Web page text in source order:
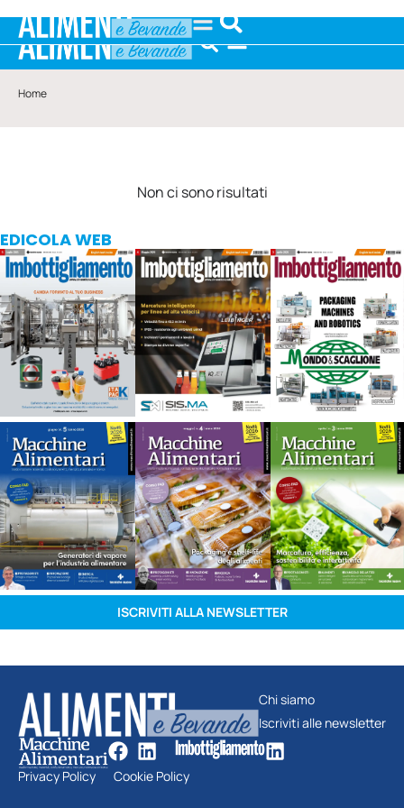
Home
Non ci sono risultati
EDICOLA WEB
ISCRIVITI ALLA NEWSLETTER
Chi siamo
Iscriviti alle newsletter
Privacy Policy Cookie Policy